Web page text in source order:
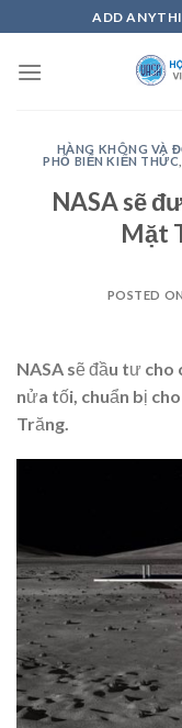
to
content
ADD
HÀNG KHÔNG VÀ
PHỔ BIẾN KIẾN THỨC
NASA sẽ
Mặt
POSTED ON
NASA sẽ đầu tư
nửa tối, chuẩn bị
Trăng.